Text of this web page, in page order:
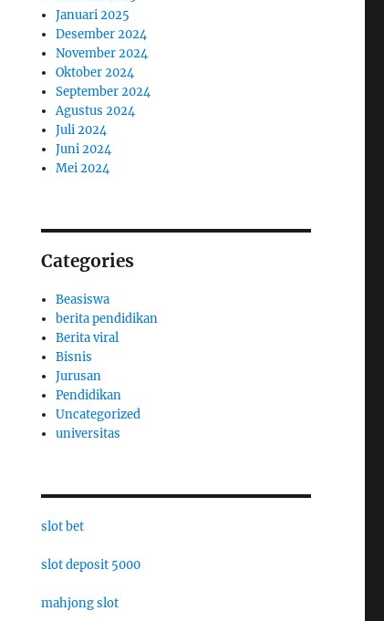
Januari 2025
Desember 2024
November 2024
Oktober 2024
September 2024
Agustus 2024
Juli 2024
Juni 2024
Mei 2024
Categories
Beasiswa
berita pendidikan
Berita viral
Bisnis
Jurusan
Pendidikan
Uncategorized
universitas
slot bet
slot deposit 5000
mahjong slot